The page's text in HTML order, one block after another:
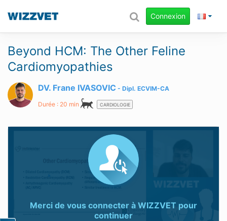
Connexion
Beyond HCM: The Other Feline
Cardiomyopathies
DV. Frane IVASOVIC Dipl. ECVIM-CA
Durée : 20 min CARDIOLOGIE
Merci de vous connecter à WIZZVET pour
continuer